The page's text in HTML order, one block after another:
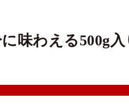
味わえる500g入